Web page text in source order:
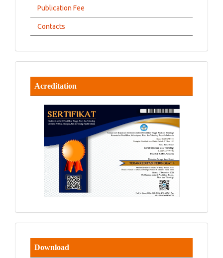
Publication Fee
Contacts
Acreditation
Download